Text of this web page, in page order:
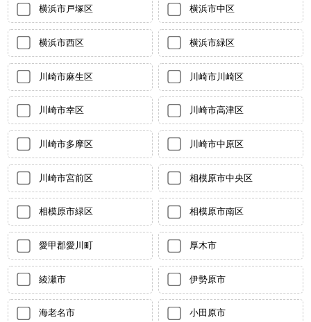
横浜市戸塚区 横浜市中区
横浜市西区 横浜市緑区
川崎市麻生区 川崎市川崎区
川崎市幸区 川崎市高津区
川崎市多摩区 川崎市中原区
川崎市宮前区 相模原市中央区
相模原市緑区 相模原市南区
愛甲郡愛川町 厚木市
綾瀬市 伊勢原市
海老名市 小田原市